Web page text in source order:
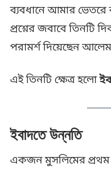
ব্যবধানে আমার
প্রশ্নের জবাবে তিনটি
পরামর্শ দিয়েছেন
এই তিনটি ক্ষেত্র হলো
ইবাদতে উন্নতি
একজন মুসলিমের প্রথম